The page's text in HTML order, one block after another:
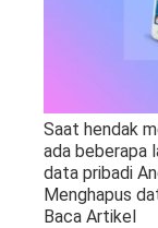
Saat hendak
ada beberapa
data pribadi
Menghapus
Baca Artikel